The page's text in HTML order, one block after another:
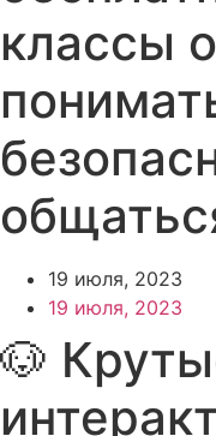
классы
19 июля, 2023
19 июля, 2023
🐶